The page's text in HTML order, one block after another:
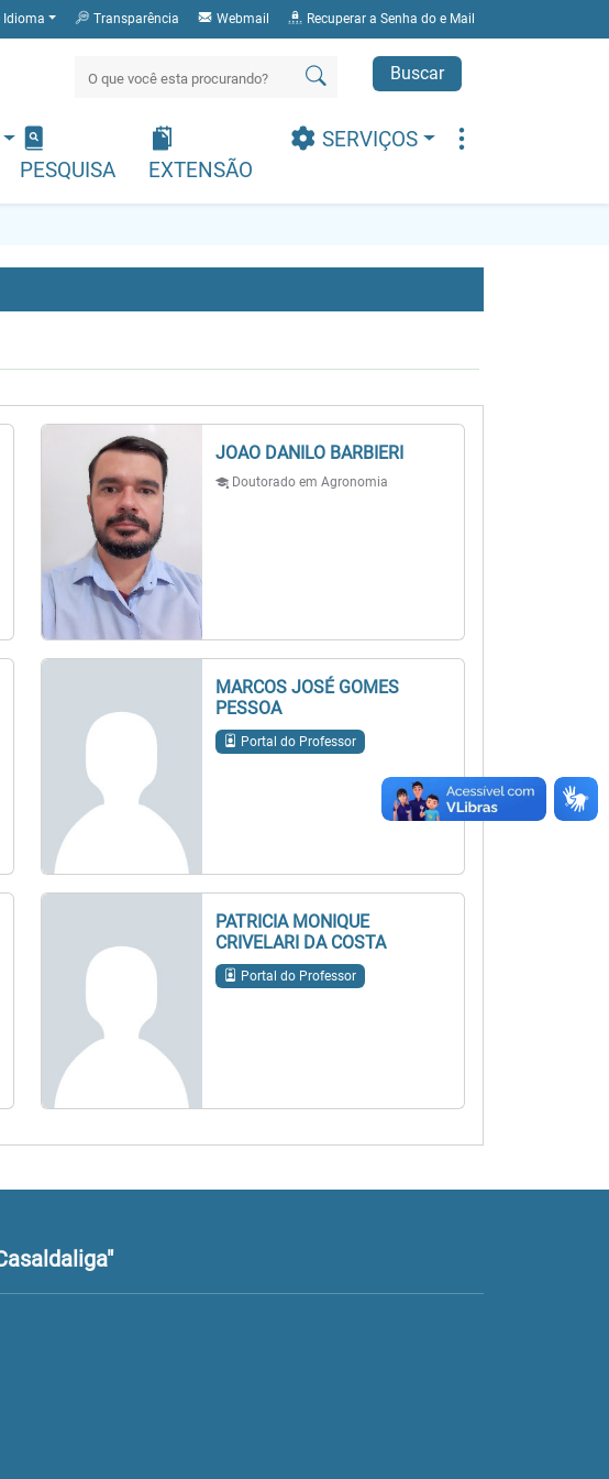
Idioma Transparência Webmail Recuperar a Senha do e Mail
Buscar
PESQUISA
EXTENSÃO
SERVIÇOS
JOAO DANILO BARBIERI
Doutorado em Agronomia
MARCOS JOSÉ GOMES
PESSOA
Portal do Professor
PATRICIA MONIQUE
CRIVELARI DA COSTA
Portal do Professor